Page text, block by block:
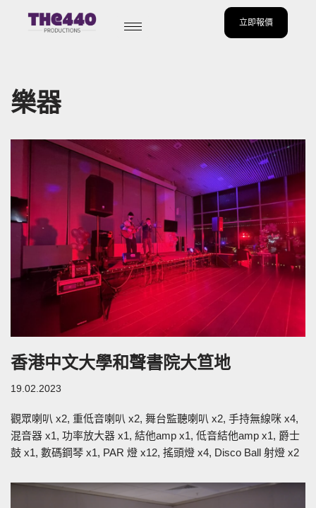
立即報價
樂器
香港中文大學和聲書院大笪地
19.02.2023
觀眾喇叭 x2, 重低音喇叭 x2, 舞台監聽喇叭 x2, 手持無線咪 x4,
混音器 x1, 功率放大器 x1, 結他amp x1, 低音結他amp x1, 爵士
鼓 x1, 數碼鋼琴 x1, PAR 燈 x12, 搖頭燈 x4, Disco Ball 射燈 x2